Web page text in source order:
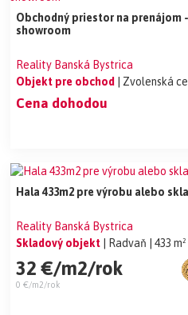
Obchodný priestor na
showroom
Reality Banská Bystrica
Objekt pre obchod
| Zvolenská
Cena dohodou
Hala 433m2 pre výrobu alebo
Reality Banská Bystrica
Skladový objekt
| Radvaň | 433 m²
32 €/m2/rok
0 €/m2/rok